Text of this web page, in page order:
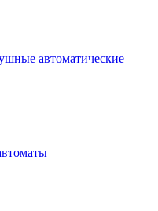
автоматические